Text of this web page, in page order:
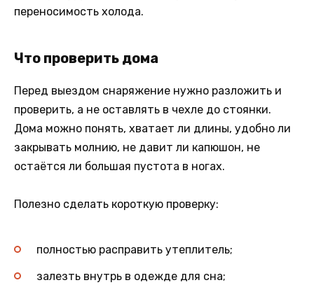
переносимость холода.
Что проверить дома
Перед выездом снаряжение нужно разложить и
проверить, а не оставлять в чехле до стоянки.
Дома можно понять, хватает ли длины, удобно ли
закрывать молнию, не давит ли капюшон, не
остаётся ли большая пустота в ногах.
Полезно сделать короткую проверку:
полностью расправить утеплитель;
залезть внутрь в одежде для сна;